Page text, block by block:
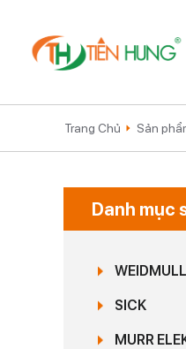
Trang Chủ Sản
Danh mục
SICK
MURR